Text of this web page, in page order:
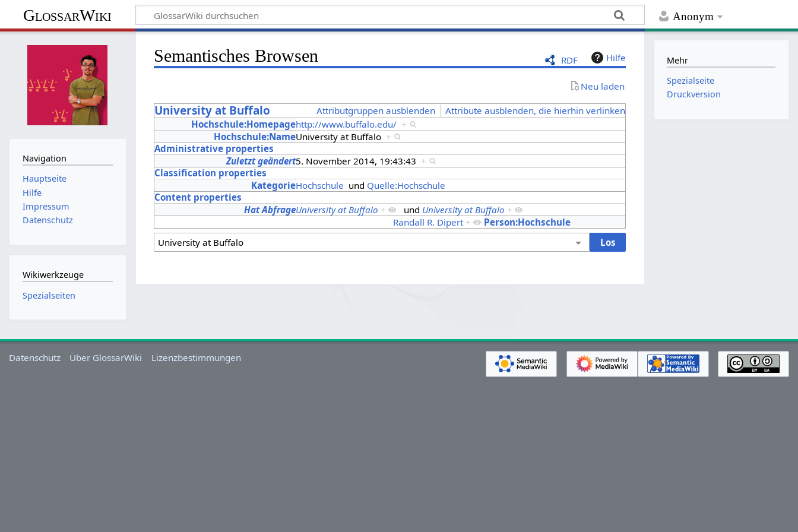
Anonym
GlossarWiki
RDF Hilfe
Semantisches Browsen
Neu laden
University at Buffalo Attributgruppen ausblenden
Attribute ausblenden, die hierhin verlinken
Hochschule:Homepagehttp://www.buffalo.edu/ +
Hochschule:NameUniversity at Buffalo +
Administrative properties
Zuletzt geändert5. November 2014, 19:43:43 +
Classification properties
KategorieHochschule und Quelle:Hochschule
Content properties
Hat AbfrageUniversity at Buffalo + und University at Buffalo +
Person:Hochschule
Randall R. Dipert +
Navigation
Hauptseite
Hilfe
Impressum
Datenschutz
Wikiwerkzeuge
Spezialseiten
Mehr
Spezialseite
Druckversion
Datenschutz Über GlossarWiki Lizenzbestimmungen